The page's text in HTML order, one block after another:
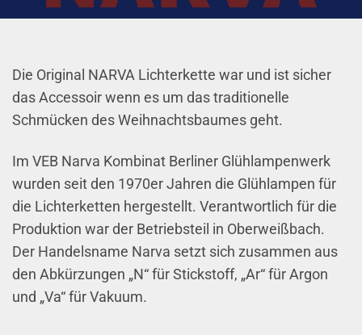
Die Original NARVA Lichterkette war und ist sicher
das Accessoir wenn es um das traditionelle
Schmücken des Weihnachtsbaumes geht.
Im VEB Narva Kombinat Berliner Glühlampenwerk
wurden seit den 1970er Jahren die Glühlampen für
die Lichterketten hergestellt. Verantwortlich für die
Produktion war der Betriebsteil in Oberweißbach.
Der Handelsname Narva setzt sich zusammen aus
den Abkürzungen „N“ für Stickstoff, „Ar“ für Argon
und „Va“ für Vakuum.